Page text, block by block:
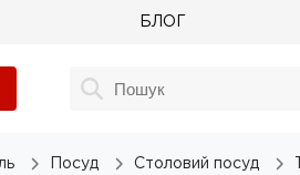
БЛОГ
Посуд Столовий посуд